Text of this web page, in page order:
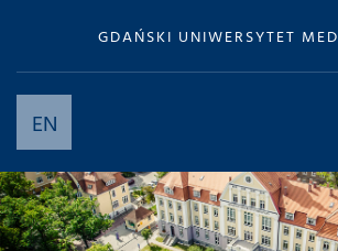
GDAŃSKI UNIWERSYTET
EN